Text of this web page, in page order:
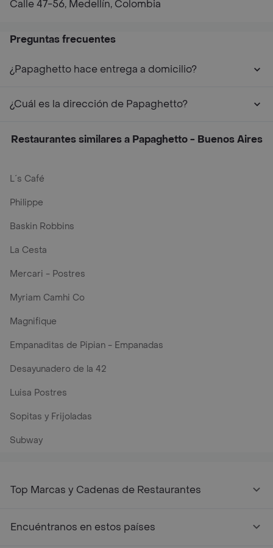
Calle 47-56, Medellín, Colombia
Preguntas frecuentes
¿Papaghetto hace entrega a domicilio?
¿Cuál es la dirección de Papaghetto?
Restaurantes similares a Papaghetto - Buenos Aires
L´s Café
Philippe
Baskin Robbins
La Cesta
Mercari - Postres
Myriam Camhi Co
Magnifique
Empanaditas de Pipian - Empanadas
Desayunadero de la 42
Luisa Postres
Sopitas y Frijoladas
Subway
Top Marcas y Cadenas de Restaurantes
Encuéntranos en estos países